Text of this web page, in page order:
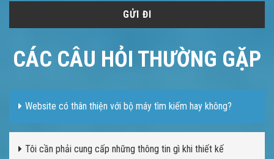
GỬI ĐI
CÁC CÂU HỎI THƯỜNG GẶP
Website có thân thiện với bộ máy tìm kiếm hay không?
Tôi cần phải cung cấp những thông tin gì khi thiết kế